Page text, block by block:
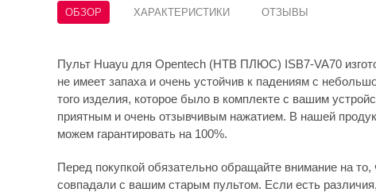
ОБЗОР ХАРАКТЕРИСТИКИ ОТЗЫВЫ
Пульт Huayu для Opentech (НТВ ПЛЮС) ISB7-VA70
не имеет запаха и очень устойчив к падениям с
того изделия, которое было в комплекте с вашим
приятным и очень отзывчивым нажатием. В нашей
можем гарантировать на 100%.
Перед покупкой обязательно обращайте внимание на
совпадали с вашим старым пультом. Если есть